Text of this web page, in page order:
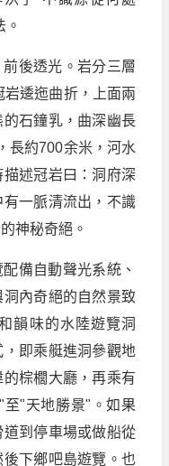
後透光。岩分三層
岩逶迤曲折，上面兩
石鐘乳，曲深幽長
長約700余米，河水
述冠岩曰：洞府深
一脈清流出，不識
神秘奇絕。
備自動聲光系統、
內奇絕的自然景致
韻味的水陸遊覽洞
即乘艇進洞參觀地
棕櫚大廳，再乘有
"天地勝景"。如果
到停車場或做船從
下鄉吧島遊覽。也